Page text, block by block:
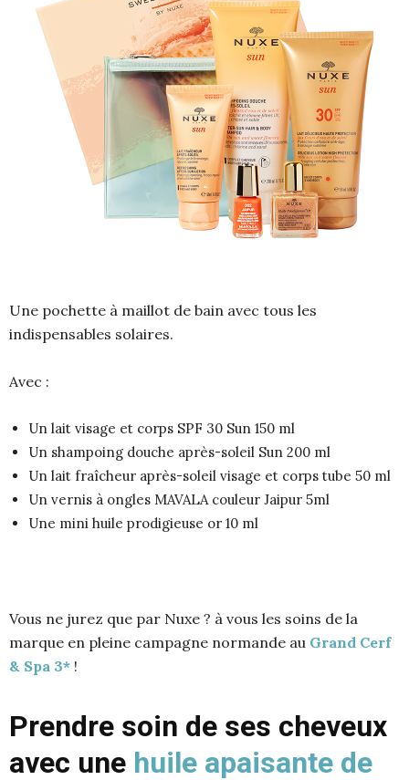
Une pochette à maillot de bain avec tous les
indispensables solaires.
Avec :
Un lait visage et corps SPF 30 Sun 150 ml
Un shampoing douche après-soleil Sun 200 ml
Un lait fraîcheur après-soleil visage et corps tube 50 ml
Un vernis à ongles MAVALA couleur Jaipur 5ml
Une mini huile prodigieuse or 10 ml
Vous ne jurez que par Nuxe ? à vous les soins de la
marque en pleine campagne normande au Grand Cerf
& Spa 3* !
Prendre soin de ses cheveux
avec une huile apaisante de